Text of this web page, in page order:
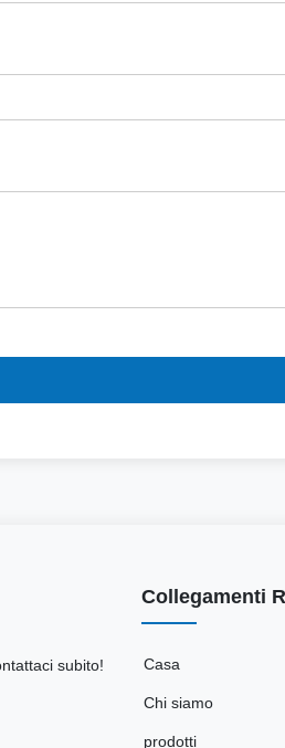
subito!
Collegamenti
Casa
Chi siamo
prodotti